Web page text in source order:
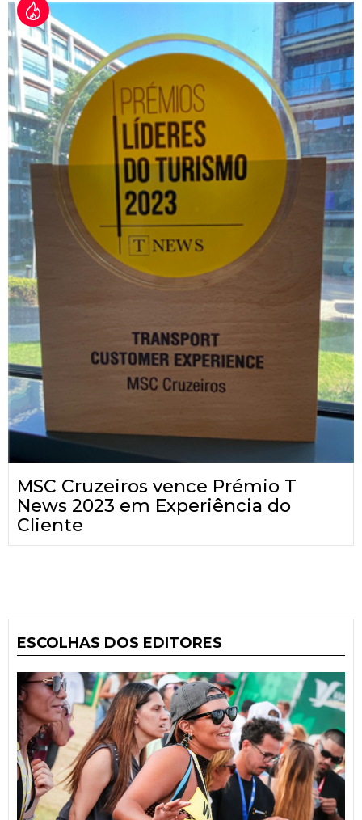
MSC Cruzeiros vence Prémio T
News 2023 em Experiência do
Cliente
ESCOLHAS DOS EDITORES